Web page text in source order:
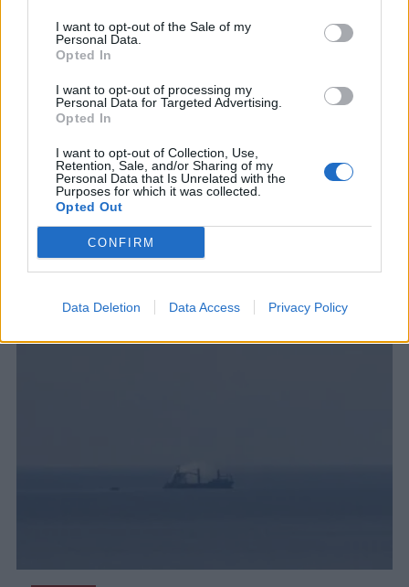
I want to opt-out of the Sale of my
Personal Data.
Opted In
I want to opt-out of processing my
Personal Data for Targeted Advertising.
Opted In
I want to opt-out of Collection, Use,
Retention, Sale, and/or Sharing of my
Personal Data that Is Unrelated with the
Purposes for which it was collected.
Opted Out
CONFIRM
Data Deletion Data Access Privacy Policy
ΣΧΕΤΙΚΑ ΑΡΘΡΑ